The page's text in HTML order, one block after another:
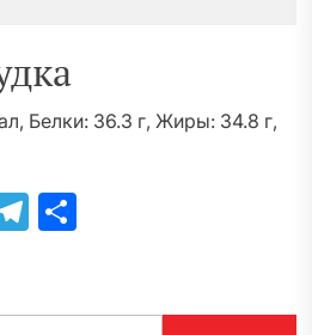
Белки: 36.3 г, Жиры: 34.8 г,
Telegram